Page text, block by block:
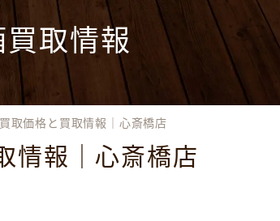
買取情報
取価格と買取情報｜心斎橋店
情報｜心斎橋店